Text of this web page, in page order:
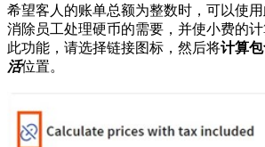
希望客人的账单总额为整数时，可以使
消除员工处理硬币的需要，并使小费的
此功能，请选择链接图标，然后将计算
活位置。